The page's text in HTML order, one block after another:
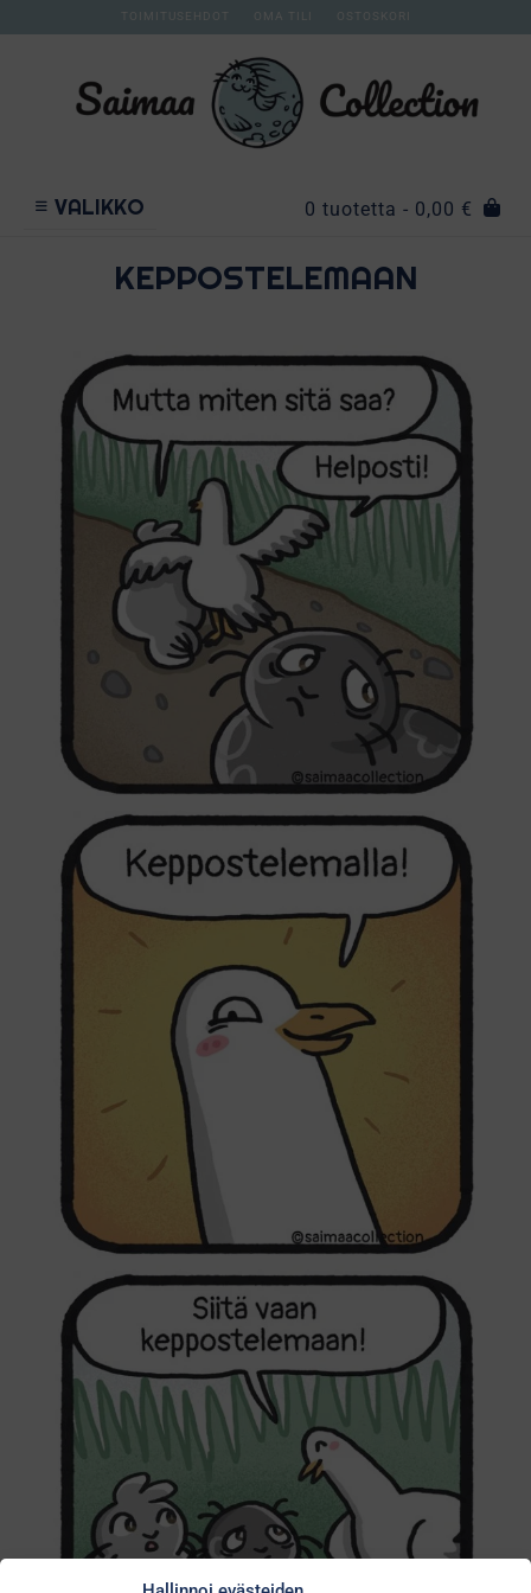
TOIMITUSEHDOT OMA TILI OSTOSKORI
VALIKKO 0 tuotetta - 0,00 €
KEPPOSTELEMAAN